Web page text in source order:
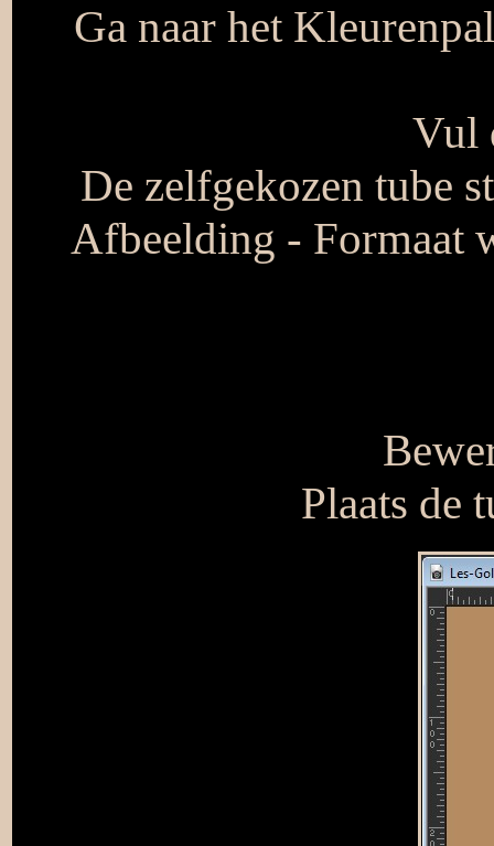
Ga naar het
Vul
De zelfgekozen tube
Afbeelding - Formaat
Plaats de